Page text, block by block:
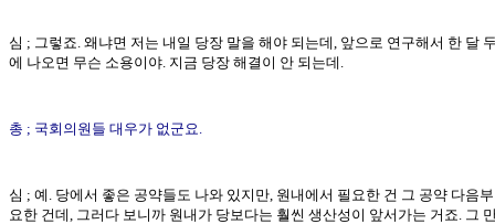
심 ; 그렇죠. 왜냐면 저는 내일 당장 말을 해야 되는데, 앞으로 연구해서 한 달
에 나오면 무슨 소용이야. 지금 당장 해결이 안 되는데.
총 ; 국회의원들 대우가 없군요.
심 ; 예. 당에서 좋은 공약들도 나와 있지만, 원내에서 필요한 건 그 공약 다음
요한 건데, 그러다 보니까 원내가 당보다는 훨씬 생산성이 앞서가는 거죠. 그